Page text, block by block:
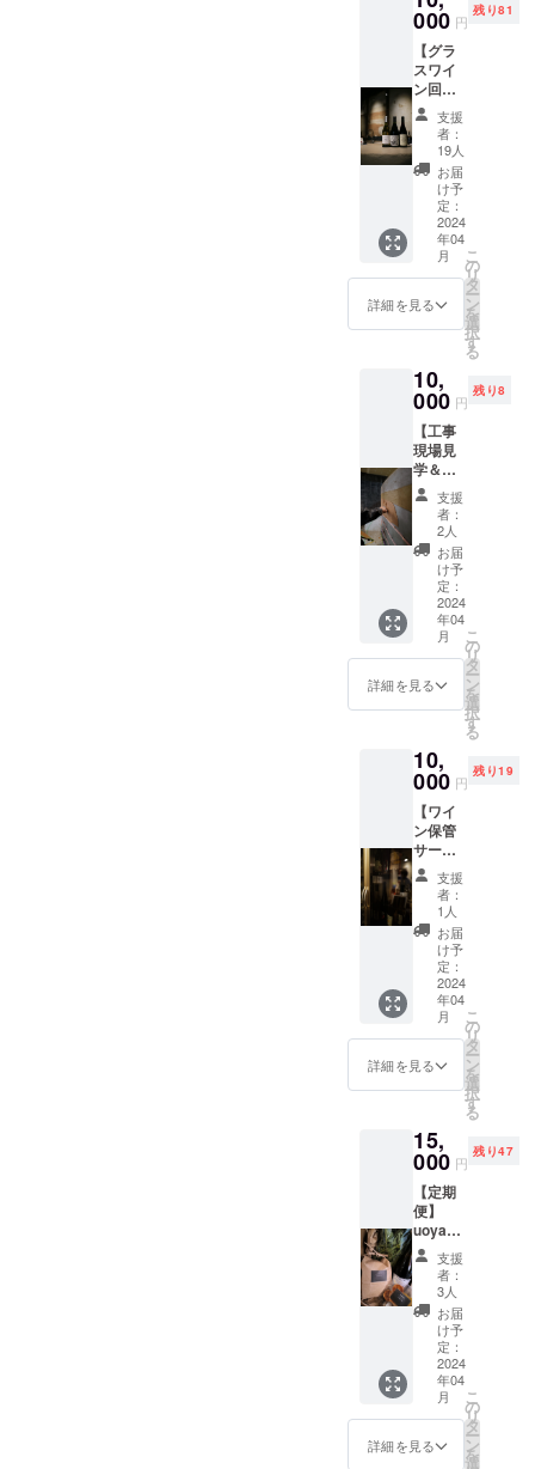
くこと
は制限
はござ
いませ
ん。 利
用期
限：
2025年
末ま
で。
理にご
つなが
りま
す。お
持ち帰
りワイ
ンは店
内のセ
ラーか
らお選
びいた
だけま
す（税
込
¥4000
ていま
す。）
日時は
Instagr
am にて
告知さ
せてい
ただき
ます。
ご都合
良い日
程にお
申し込
みくだ
さい。
限：
2024年
「※20歳
未満の
者によ
る飲酒
は法令
で禁止
されて
いま
す。20
歳未満
の方は
このリ
ターン
を選択
ん。」
でお楽
しみい
ただけ
ます。
自家製
無添加
のドラ
イフ
ルーツ
を添え
て。
（原材
料及び
添加物
等の食
品表示
ルに表
記され
商品開
封前に
は必ず
お届け
のリ
ターン
に貼付
された
ラベル
や注意
書きを
ご確認
くださ
い。）
末ま
で。
「※20歳
未満の
者によ
る飲酒
は法令
で禁止
されて
いま
す。20
歳未満
の方は
このリ
ターン
できま
せ
000 円
残り81
【グラ
スワイ
ン回数
券】 ご
支援い
ただく
の皆様
に、感
謝の気
持ちを
込めて
「ご優
待券」
を実施
してい
セレク
トナ
チュラ
ルワイ
ン １０
杯分回
数券を
ご指定
いただ
いたお
届け先
に投
函、配
達いた
しま
す。
uoyaki
三 都
島 で
ことが
可能で
す。
https://
uoyaki.j
後に、
ご家族
やご友
人にご
優待券
を渡し
ていた
だくな
ご利用
いただ
くこと
は制限
はござ
いませ
ん。 利
用期
限：
2025年
末ま
で。
支援
者：
19人
お届
け予
定：
2024
年04
月
詳細を見る
こ
の
リ
タ
ー
ン
を
選
択
す
る
10,
000 円
残り8
【工事
現場見
学＆実
体験】2
時間
¥10,000
お店の
コンセ
プト土
とワイ
ンであ
る土壁
部分を
一緒に
つくり
DIYとプ
ロの間
の作
業。服
装は土
だらけ
になっ
てもよ
い服装
で！ 場
所
uoyaki
西宮北
兵庫県
西宮市
１０−２
時 3月
10日〜
予定
工事の
進み具
合に
よって
変更ご
ざいま
す。
支援
者：
2人
お届
け予
定：
2024
年04
月
詳細を見る
こ
の
リ
タ
ー
ン
を
選
択
す
る
10,
000 円
残り19
【ワイ
ン保管
サービ
ス】半
年間レ
ンタル
セラー
ご利用
いただ
けま
す！ワ
イン６
本ま
で。初
月会費
¥12,000
→¥10,0
00 街に
自分の
ワイン
セラー
持つの
なんか
良い
ね！ 西
宮北口
駅前場
所超便
利！６
本の本
数範囲
内いつ
でも入
支援
者：
1人
お届
け予
定：
2024
年04
月
詳細を見る
こ
の
リ
タ
ー
ン
を
選
択
す
る
15,
000 円
残り47
【定期
便】
uoyaki
家飲み
ワイン
セット
3ヶ月分
20%OF
Fに！
¥6,500
¥5,200
＊3セッ
ト（送
支援
者：
3人
お届
け予
定：
2024
年04
月
詳細を見る
こ
の
リ
タ
ー
ン
を
選